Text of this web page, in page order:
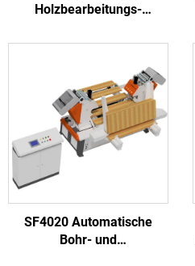
Holzbearbeitungs-
Trennsäge-Maschine zur
Holzpaletten
SF4020 Automatische
Bohr- und